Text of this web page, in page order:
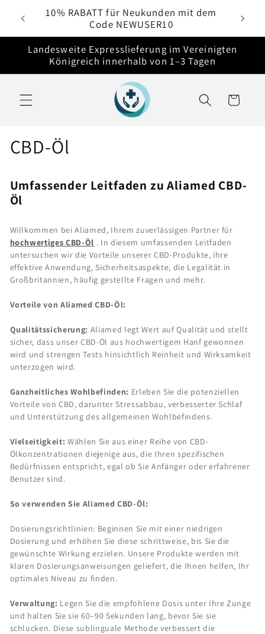
zum
Inhalt
10% RABATT für Neukunden mit dem
Code NEWUSER10
Landesweite Expresslieferung im Vereinigten
Königreich innerhalb von 1–3 Tagen
Warenkorb
CBD-Öl
Umfassender Leitfaden zu Aliamed CBD-
Öl
Willkommen bei Aliamed, Ihrem zuverlässigen Partner für
hochwertiges CBD-Öl . In diesem umfassenden Leitfaden
untersuchen wir die Vorteile unserer CBD-Produkte, ihre
effektive Anwendung, Sicherheitsaspekte, die Legalität in
Großbritannien, häufig gestellte Fragen und mehr.
Vorteile von Aliamed CBD-Öl:
Qualitätssicherung: Aliamed legt Wert auf Qualität und stellt
sicher, dass unser CBD-Öl aus hochwertigem Hanf gewonnen
wird und strengen Tests hinsichtlich Reinheit und Wirksamkeit
unterzogen wird.
Ganzheitliches Wohlbefinden: Erleben Sie die potenziellen
Vorteile von CBD, darunter Stressabbau, verbesserter Schlaf
und Unterstützung des allgemeinen Wohlbefindens.
Vielseitigkeit: Wählen Sie aus einer Reihe von CBD-
Ölkonzentrationen diejenige aus, die Ihren spezifischen
Bedürfnissen entspricht, egal ob Sie Anfänger oder erfahrener
Benutzer sind.
So verwenden Sie Aliamed CBD-Öl:
Dosierungsrichtlinien: Beginnen Sie mit einer niedrigen
Dosierung und erhöhen Sie diese schrittweise, bis Sie die
gewünschte Wirkung erzielen. Unsere Produkte werden mit
klaren Dosierungsanweisungen geliefert, die Ihnen helfen, Ihr
optimales Niveau zu finden.
Verwaltung: Legen Sie die empfohlene Dosis unter Ihre Zunge
und halten Sie sie 60–90 Sekunden lang, bevor Sie sie
schlucken. Diese sublinguale Methode verbessert die